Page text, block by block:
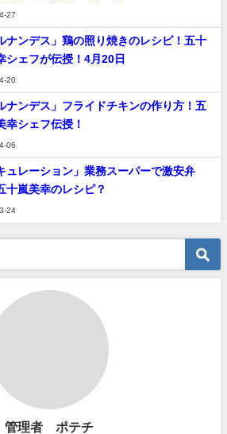
27
ナンデス」鶏の照り焼きのレシピ！五十
シェフが伝授！4月20日
20
ナンデス」フライドチキンの作り方！五
幸シェフ伝授！
06
ュレーション」業務スーパーで激安弁
十嵐美幸のレシピ？
24
管理者 ポテチ